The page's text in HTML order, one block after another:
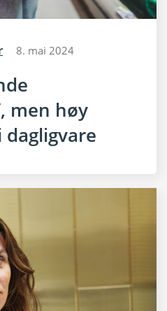
8. mai 2024
men høy